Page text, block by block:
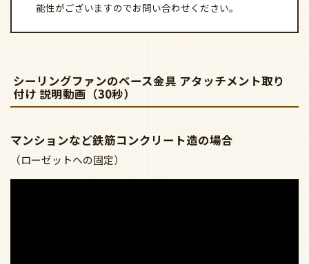
能性がございますのでお問い合わせください。
シーリングファンのベース金具 アタッチメント取り
付け 説明動画（30秒）
マンションなど鉄筋コンクリート造の場合
（ローゼットへの固定）